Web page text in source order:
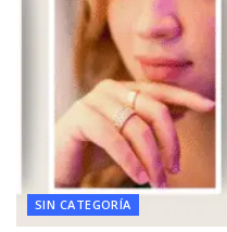
SIN CATEGORÍA